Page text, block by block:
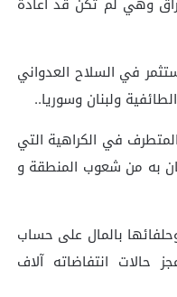
في السلاح العدواني
ولبنان وسوريا..
في الكراهية التي
به من شعوب المنطقة و
بالمال على حساب
انتفاضاته آلاف